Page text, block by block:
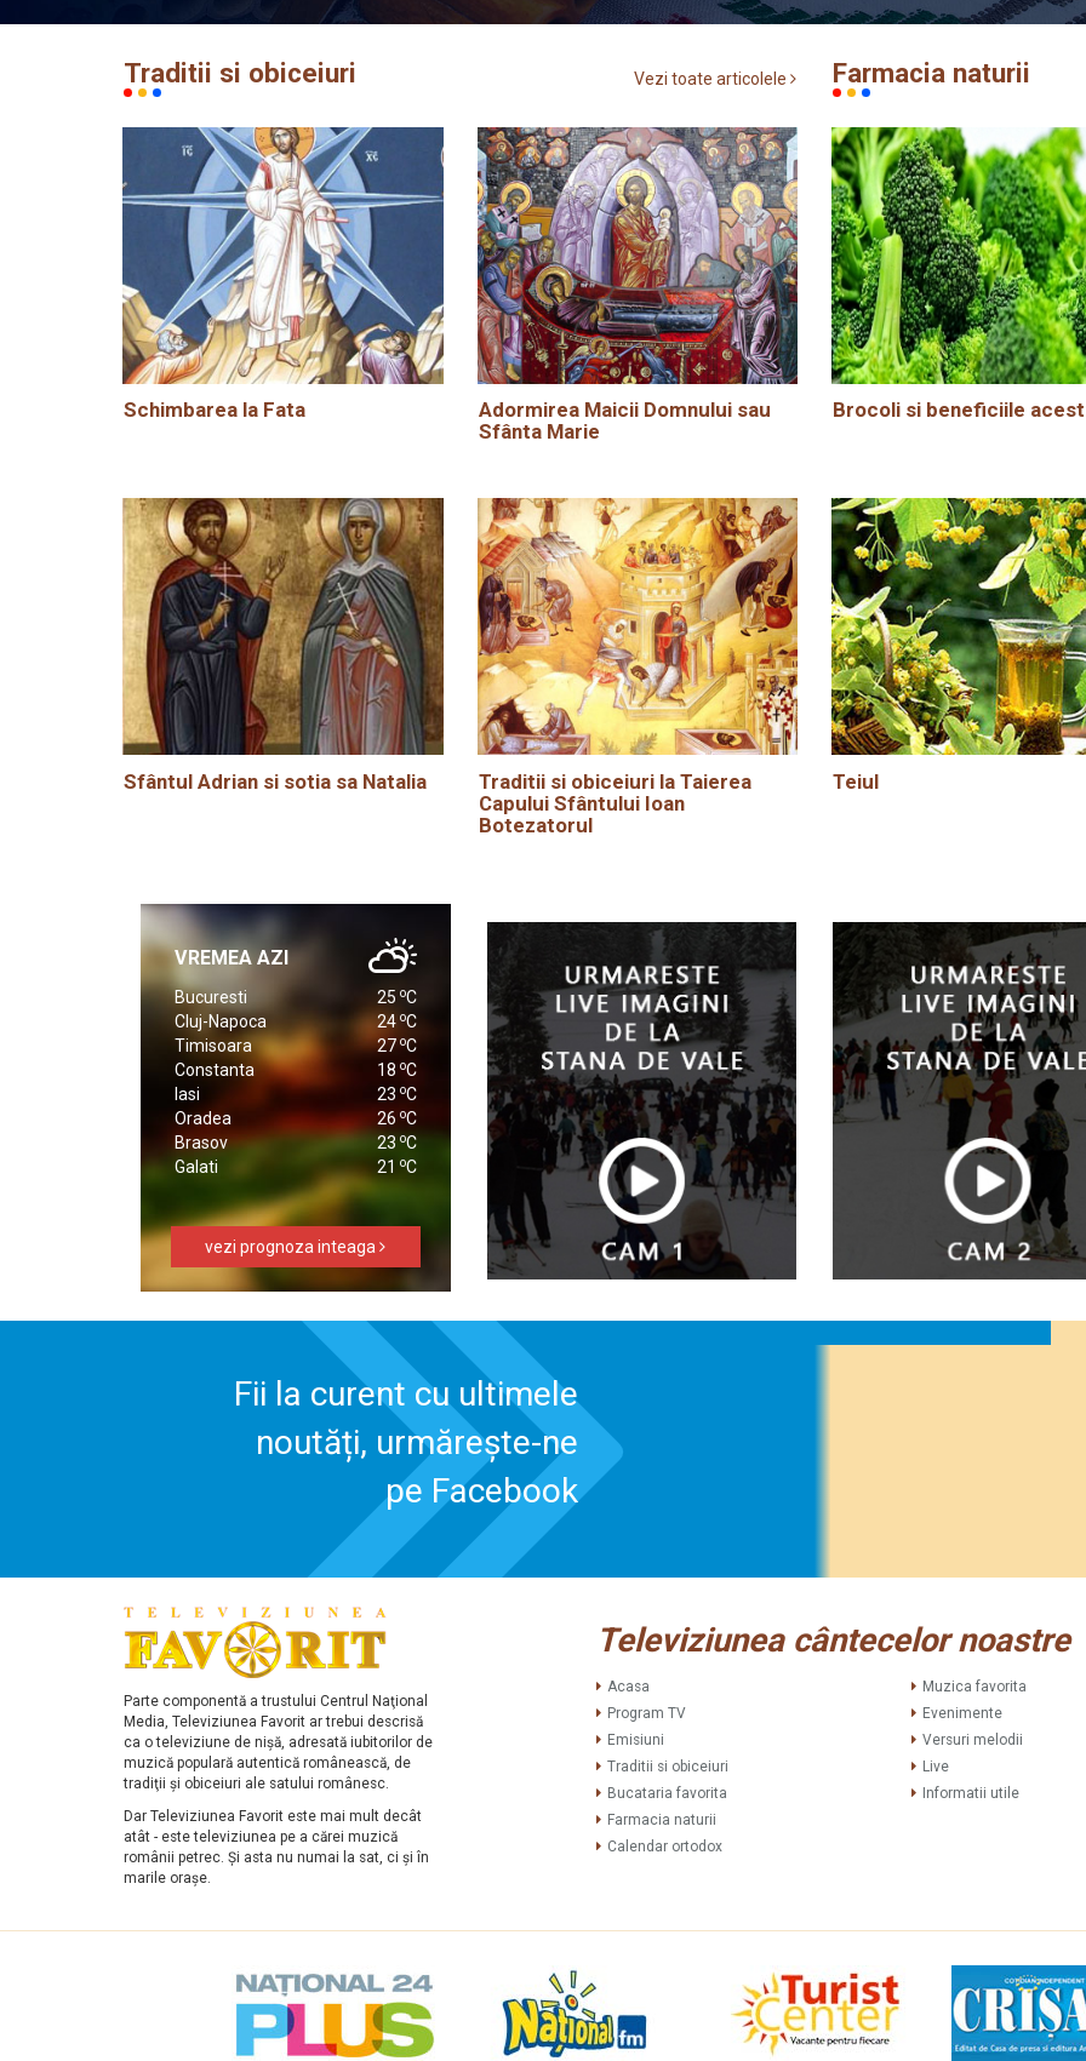
Traditii si obiceiuri Vezi toate articolele
Schimbarea la Fata
Adormirea Maicii Domnului sau
Sfânta Marie
Sfântul Adrian si sotia sa Natalia
Traditii si obiceiuri la Taierea
Capului Sfântului Ioan
Botezatorul
Farmacia naturii
Brocoli si beneficiile
Teiul
VREMEA AZI
Bucuresti 25 oC
Cluj-Napoca
24 oC
Timisoara
27oC
Constanta
18 oC
Iasi
23 oC
Oradea
26 oC
Brasov
23 oC
Galati
21 oC
vezi prognoza inteaga
Fii la curent cu ultimele
noutăți, urmărește-ne
pe Facebook
Parte componentă a trustului Centrul Naţional
Media, Televiziunea Favorit ar trebui descrisă
ca o televiziune de nişă, adresată iubitorilor de
muzică populară autentică românească, de
tradiţii şi obiceiuri ale satului românesc.
Dar Televiziunea Favorit este mai mult decât
atât - este televiziunea pe a cărei muzică
românii petrec. Şi asta nu numai la sat, ci şi în
marile oraşe.
Televiziunea cântecelor noastre
Acasa
Program TV
Emisiuni
Traditii si obiceiuri
Bucataria favorita
Farmacia naturii
Calendar ortodox
Muzica favorita
Evenimente
Versuri melodii
Live
Informatii utile